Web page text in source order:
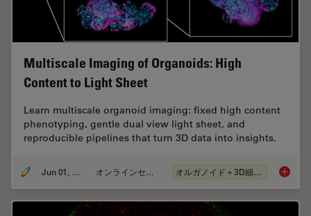
Multiscale Imaging of Organoids: High
Content to Light Sheet
Learn multiscale organoid imaging: fixed high content
phenotyping, gentle dual view light sheet, and
reproducible pipelines that turn 3D data into insights.
Jun 01, 2026 オンラインセミナー オルガノイド＋3D細胞培養